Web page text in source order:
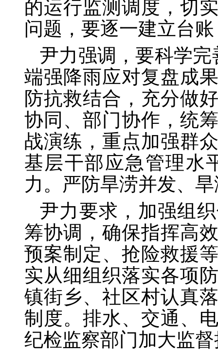
的运行监测调度，切
问题，要逐一建立台
尹力强调，要科学
端强降雨应对复盘成
防抗救结合，充分做
协同、部门协作，统
战演练，重点加强群
基层干部应急管理水
力。严防旱涝并发、
尹力要求，加强组
筹协调，确保指挥高
预案制定、抢险救援
实从细组织落实各项
镇街乡、社区村认真
制度。排水、交通、
纪检监察部门加大监